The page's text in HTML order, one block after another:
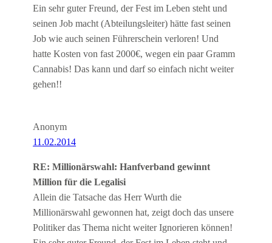
Ein sehr guter Freund, der Fest im Leben steht und
seinen Job macht (Abteilungsleiter) hätte fast seinen
Job wie auch seinen Führerschein verloren! Und
hatte Kosten von fast 2000€, wegen ein paar Gramm
Cannabis! Das kann und darf so einfach nicht weiter
gehen!!
Anonym
11.02.2014
RE: Millionärswahl: Hanfverband gewinnt
Million für die Legalisi
Allein die Tatsache das Herr Wurth die
Millionärswahl gewonnen hat, zeigt doch das unsere
Politiker das Thema nicht weiter Ignorieren können!